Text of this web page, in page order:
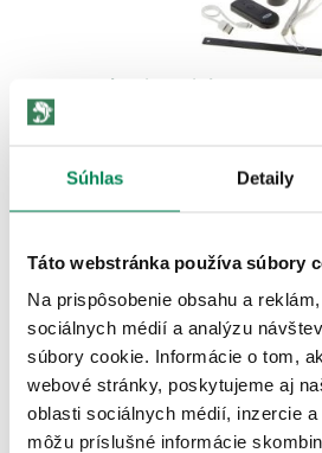
Súhlas Detaily
Táto webstránka používa súbory
Na prispôsobenie obsahu a
sociálnych médií a analýzu
súbory cookie. Informácie o tom,
webové stránky, poskytujeme aj
oblasti sociálnych médií, inzercie
môžu príslušné informácie
NGT Svetlo Bivvy Light L
Skladom
pôvodne
Energofish Lampa Outdoor Solar